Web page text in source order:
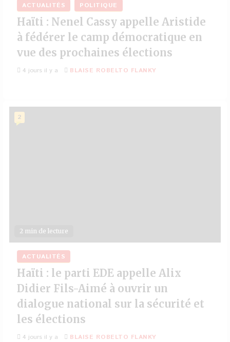
ACTUALITÉS POLITIQUE
Haïti : Nenel Cassy appelle Aristide
à fédérer le camp démocratique en
vue des prochaines élections
4 jours il y a BLAISE ROBELTO FLANKY
2 min de lecture
2
ACTUALITÉS
Haïti : le parti EDE appelle Alix
Didier Fils-Aimé à ouvrir un
dialogue national sur la sécurité et
les élections
4 jours il y a BLAISE ROBELTO FLANKY